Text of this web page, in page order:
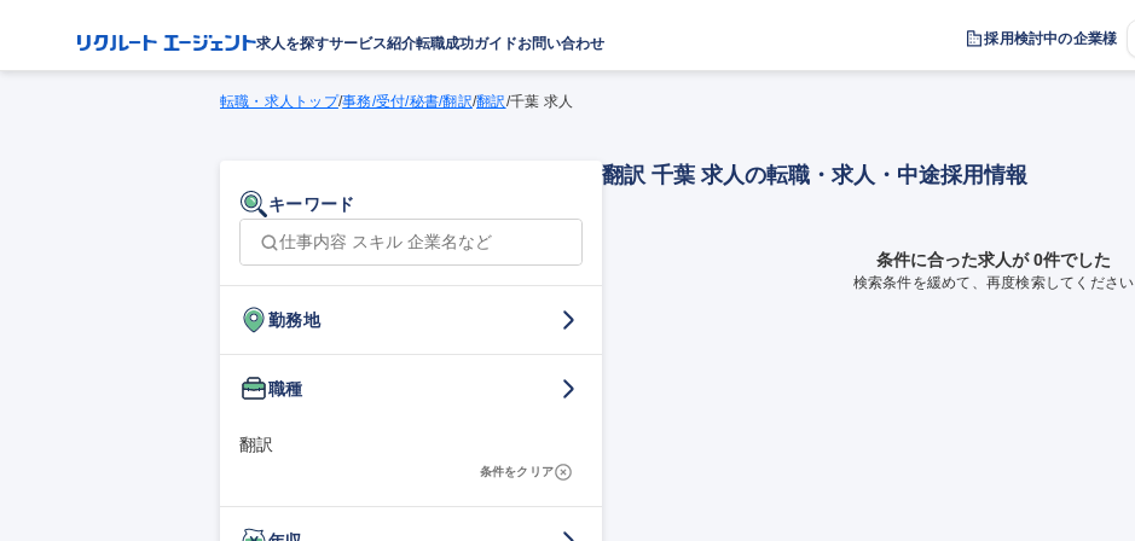
求人を探すサービス紹介転職成功ガイドお問い合わせ 採用検討中の企業様
転職・求人トップ/事務/受付/秘書/翻訳/翻訳/千葉 求人
キーワード
勤務地
職種
翻訳
条件をクリア
翻訳 千葉 求人の転職・求人・中途採用情報
条件に合った求人が 0件でした
検索条件を緩めて、再度検索してください